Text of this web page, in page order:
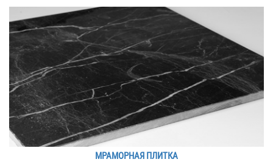
МРАМОРНАЯ ПЛИТКА